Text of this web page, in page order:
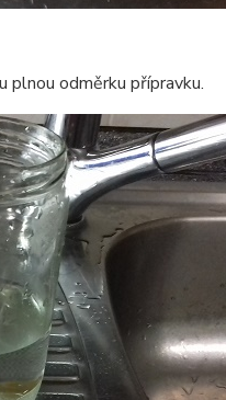
plnou odměrku přípravku.